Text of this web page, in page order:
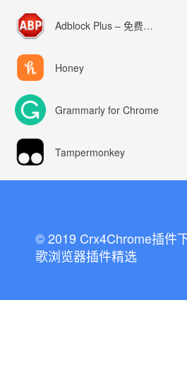
Adblock Plus – 免费的广告拦截器
Honey
Grammarly for Chrome
Tampermonkey
© 2019 Crx4Chrome插件
歌浏览器插件精选